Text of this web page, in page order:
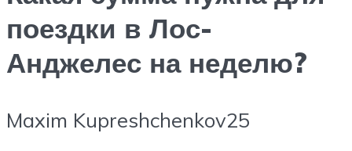
поездки в Лос-
Анджелес на неделю?
Maxim Kupreshchenkov25